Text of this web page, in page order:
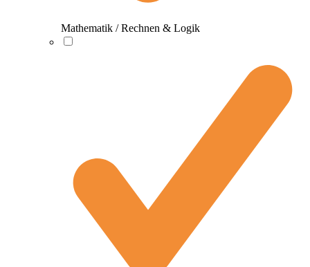
Mathematik / Rechnen & Logik